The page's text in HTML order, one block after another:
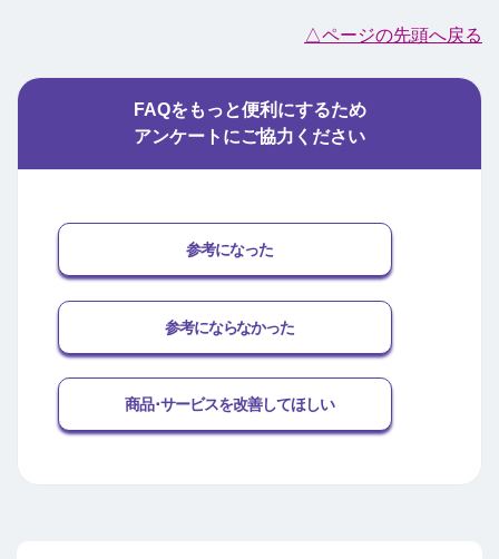
△ページの先頭へ戻る
FAQをもっと便利にするため
アンケートにご協力ください
参考になった
参考にならなかった
商品･サービスを改善してほしい